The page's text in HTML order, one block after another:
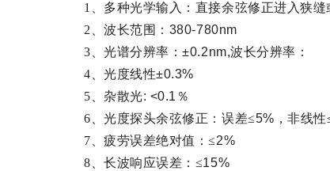
1、多种光学输入：直接余弦修正进入狭缝
2、波长范围： 380-780nm
3、光谱分辨率：±0.2nm,波长分辨率：
4、光度线性±0.3%
5、杂散光: <0.1 ％
6、光度探头余弦修正：误差≤5% ，非线性
7、疲劳误差绝对值：≤2%
8、长波响应误差：≤15%